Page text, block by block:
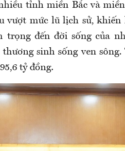
tỉnh miền Bắc và
vượt mức lũ lịch sử,
trọng đến đời sống của
thương sinh sống ven
tỷ đồng.